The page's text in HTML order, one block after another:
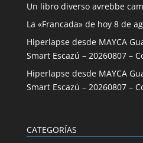
Un libro diverso avrebbe
La «Francada» de hoy 8 de
Hiperlapse desde MAYCA
Smart Escazú – 20260807 –
Hiperlapse desde MAYCA
Smart Escazú – 20260807 –
CATEGORÍAS